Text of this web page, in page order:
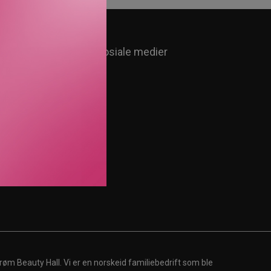
Følg oss i sosiale medier
Beauty Hall. Vi er en norskeid familiebedrift som ble